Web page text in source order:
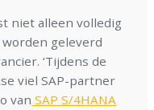
niet alleen volledig
geleverd
‘Tijdens de
viel SAP-partner
van SAP S/4HANA